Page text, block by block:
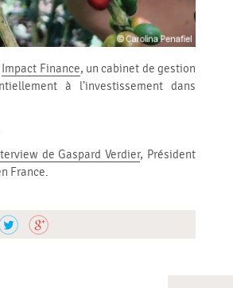
Impact Finance, un cabinet de gestion
à l’investissement dans
de Gaspard Verdier, Président
France.